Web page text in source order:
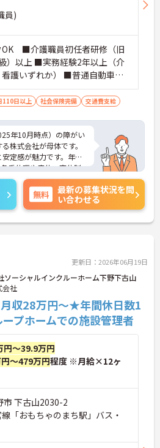
員)
■介護職員初任者研修（旧
）以上 ■実務経験2年以上（介
護いずれか） ■普通自動車運
定可) ※管理業務に就かれて
110日以上 社会保険完備 交通費支給
年10月時点）の障がい
株式会社が母体です。
定感が魅力です。年間
季休暇や産休・育休制
ライベートとの両立も
かし、新しいキャリア
ださい。20代から60代
できる職場です。ご興
しますので、お気軽に
無料
最新の募集状況を問
い合わせる
更新日：2026年06月19日
ソーシャルインクルーホーム下野下古山
会社
月収28万円～★年間休日数1
プホームでの施設管理者
円～39.9万円
～479万円程度 ※月給×12ヶ
市 下古山2030-2
「おもちゃのまち駅」バス・